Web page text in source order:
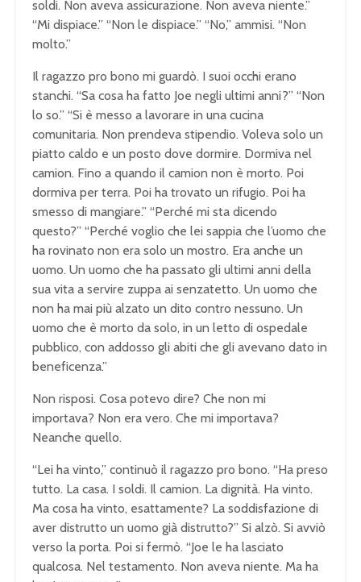
soldi. Non aveva assicurazione. Non aveva niente.”
“Mi dispiace.” “Non le dispiace.” “No,” ammisi. “Non
molto.”
Il ragazzo pro bono mi guardò. I suoi occhi erano
stanchi. “Sa cosa ha fatto Joe negli ultimi anni?” “Non
lo so.” “Si è messo a lavorare in una cucina
comunitaria. Non prendeva stipendio. Voleva solo un
piatto caldo e un posto dove dormire. Dormiva nel
camion. Fino a quando il camion non è morto. Poi
dormiva per terra. Poi ha trovato un rifugio. Poi ha
smesso di mangiare.” “Perché mi sta dicendo
questo?” “Perché voglio che lei sappia che l’uomo che
ha rovinato non era solo un mostro. Era anche un
uomo. Un uomo che ha passato gli ultimi anni della
sua vita a servire zuppa ai senzatetto. Un uomo che
non ha mai più alzato un dito contro nessuno. Un
uomo che è morto da solo, in un letto di ospedale
pubblico, con addosso gli abiti che gli avevano dato in
beneficenza.”
Non risposi. Cosa potevo dire? Che non mi
importava? Non era vero. Che mi importava?
Neanche quello.
“Lei ha vinto,” continuò il ragazzo pro bono. “Ha preso
tutto. La casa. I soldi. Il camion. La dignità. Ha vinto.
Ma cosa ha vinto, esattamente? La soddisfazione di
aver distrutto un uomo già distrutto?” Si alzò. Si avviò
verso la porta. Poi si fermò. “Joe le ha lasciato
qualcosa. Nel testamento. Non aveva niente. Ma ha